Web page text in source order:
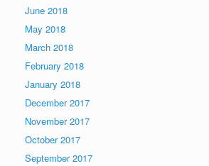
June 2018
May 2018
March 2018
February 2018
January 2018
December 2017
November 2017
October 2017
September 2017